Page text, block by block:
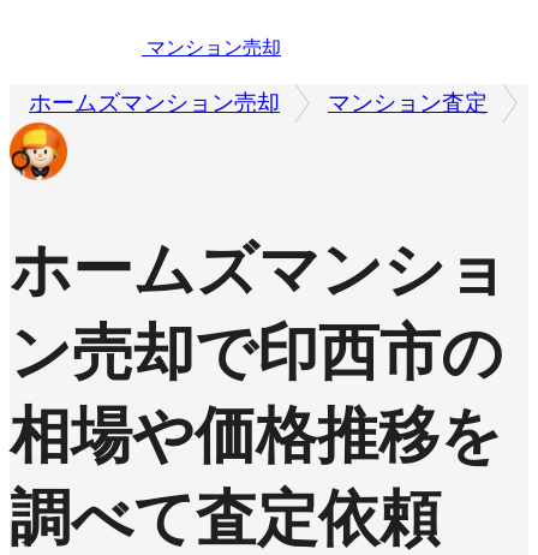
マンション売却
ホームズマンション売却 マンション査定
ホームズマンショ
ン売却で印西市の
相場や価格推移を
調べて査定依頼